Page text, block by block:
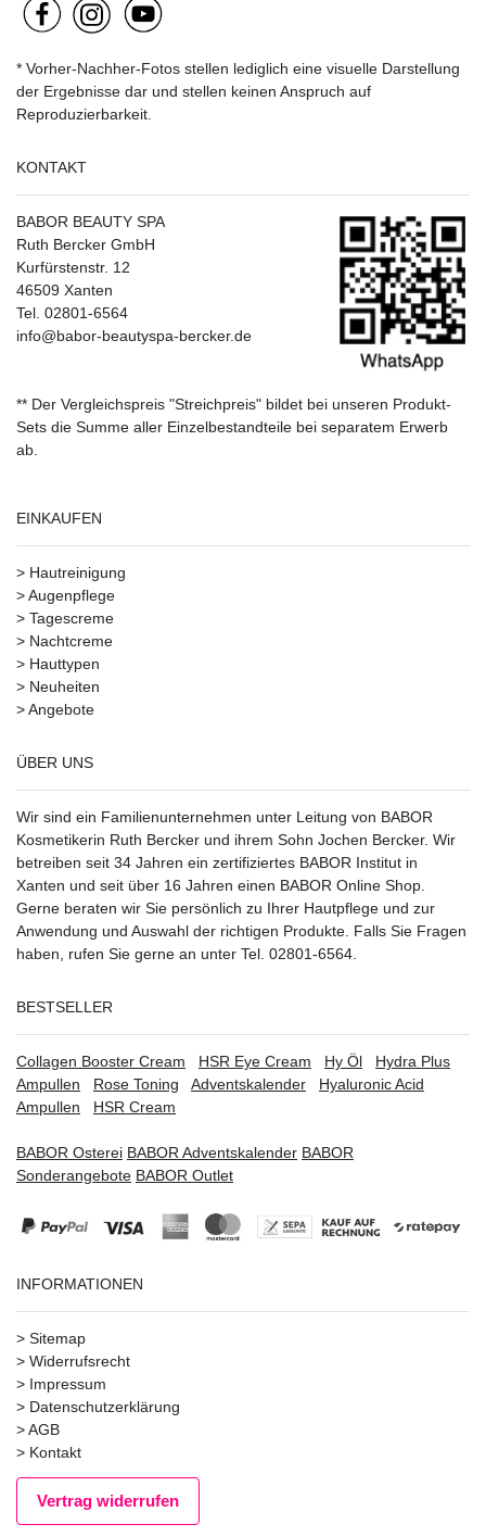
* Vorher-Nachher-Fotos stellen lediglich eine visuelle Darstellung
der Ergebnisse dar und stellen keinen Anspruch auf
Reproduzierbarkeit.
KONTAKT
BABOR BEAUTY SPA
Ruth Bercker GmbH
Kurfürstenstr. 12
46509 Xanten
Tel. 02801-6564
info@babor-beautyspa-bercker.de
** Der Vergleichspreis "Streichpreis" bildet bei unseren Produkt-
Sets die Summe aller Einzelbestandteile bei separatem Erwerb
ab.
EINKAUFEN
> Hautreinigung
>Augenpflege
> Tagescreme
> Nachtcreme
> Hauttypen
> Neuheiten
>Angebote
ÜBER UNS
Wir sind ein Familienunternehmen unter Leitung von BABOR
Kosmetikerin Ruth Bercker und ihrem Sohn Jochen Bercker. Wir
betreiben seit 34 Jahren ein zertifiziertes BABOR Institut in
Xanten und seit über 16 Jahren einen BABOR Online Shop.
Gerne beraten wir Sie persönlich zu Ihrer Hautpflege und zur
Anwendung und Auswahl der richtigen Produkte. Falls Sie Fragen
haben, rufen Sie gerne an unter Tel. 02801-6564.
BESTSELLER
Collagen Booster Cream HSR Eye Cream Hy Öl
Hydra Plus
Ampullen
Rose Toning Adventskalender
Hyaluronic Acid
Ampullen
HSR Cream
BABOR Osterei BABOR Adventskalender BABOR
Sonderangebote BABOR Outlet
INFORMATIONEN
> Sitemap
> Widerrufsrecht
> Impressum
> Datenschutzerklärung
>AGB
> Kontakt
Vertrag widerrufen